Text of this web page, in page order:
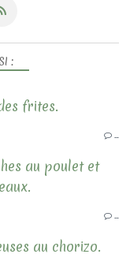
:
frites.
…
au poulet et
…
au chorizo.